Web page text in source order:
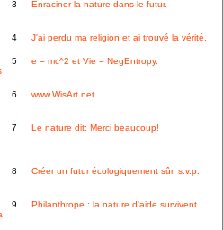
3 Enraciner la nature dans le futur.
4 J'ai perdu ma religion et ai trouvé la vérité.
5 e = mc^2 et Vie = NegEntropy.
6 www.WisArt.net.
7 Le nature dit: Merci beaucoup!
8 Créer un futur écologiquement sûr, s.v.p.
9 Philanthrope : la nature d'aide survivent.